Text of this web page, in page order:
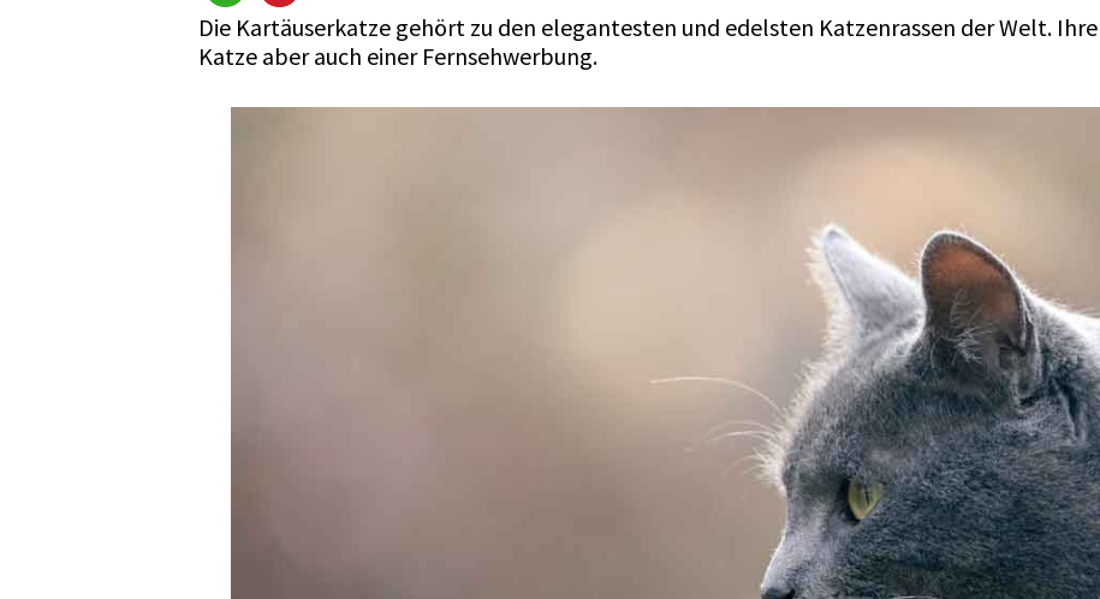
Die Kartäuserkatze gehört zu den elegantesten und edelsten Katzenrassen der Welt.
Katze aber auch einer Fernsehwerbung.